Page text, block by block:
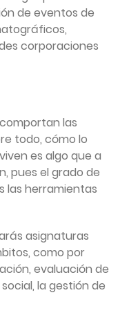
de eventos de
corporaciones
las
todo, cómo lo
es algo que a
pues el grado de
las herramientas
asignaturas
como por
evaluación de
la gestión de